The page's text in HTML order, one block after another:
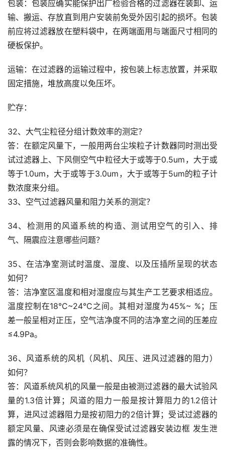
包装：包装应确实能保护出厂检验合格的过滤器在装卸、运
输、搬运、存放直到用户安装前免受外因引起的损坏。包装
前应将过滤器放在塑料袋中，在两端面用与端面尺寸相同的
硬板保护。
运输：在过滤器的运输过程中，按包装上标志放置，并采取
固定措施，堆放高度以免压坏。
贮存：
32、大气尘粒径分组计数效率的测定？
答：在额定风量下，一般用两台尘埃粒子计数器同时测出受
试过滤器上、下风侧空气中粒径大于或等于0.5um，大于或
等于1.0um，大于或等于3.0um，大于或等于5um的粒子计
数浓度来分组。
33、空气过滤器风量和阻力关系的测定？
34、检测用的风道系统的构造、测试用空气的引入、排
气、隔震应注意哪些问题？
35、在洁净室测试时温度、湿度、以及压插所呈现的状态
如何？
答：洁净室区温度和相对湿度应与其生产工艺要求相适应。
温度控制在18°C~24°C之间。其相对湿度为45%~ %；压
差一般呈相对正压，空气洁净度不同的洁净室之间的压差应
≤4.9Pa。
36、风道系统的风机（风机、风压、进风过滤器的阻力）
如何？
答：风道系统风机的风量一般是由被测过滤器的最大试验风
量的1.3倍计算；风道的阻力一般是按计算阻力的1.2倍计
算，进风过滤器阻力是按初阻力的2倍计算；受试过滤器的
额定风量、风速必须是在确保受试过滤器安装边框 发生泄
露的情况下，否则会影响数据的准确性。